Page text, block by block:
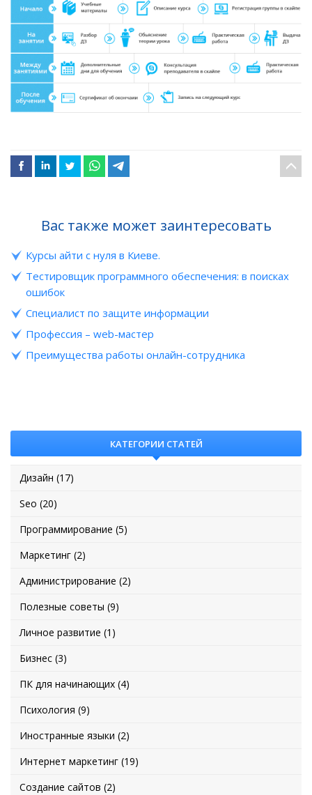
Вас также может заинтересовать
Курсы айти с нуля в Киеве.
Тестировщик программного обеспечения: в поисках
ошибок
Специалист по защите информации
Профессия – web-мастер
Преимущества работы онлайн-сотрудника
КАТЕГОРИИ СТАТЕЙ
Дизайн (17)
Seo (20)
Программирование (5)
Маркетинг (2)
Администрирование (2)
Полезные советы (9)
Личное развитие (1)
Бизнес (3)
ПК для начинающих (4)
Психология (9)
Иностранные языки (2)
Интернет маркетинг (19)
Создание сайтов (2)